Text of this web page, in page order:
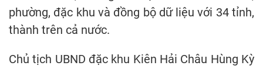
phường, đặc khu và đồng bộ dữ liệu với 34 tỉnh,
thành trên cả nước.
Chủ tịch UBND đặc khu Kiên Hải Châu Hùng Kỳ